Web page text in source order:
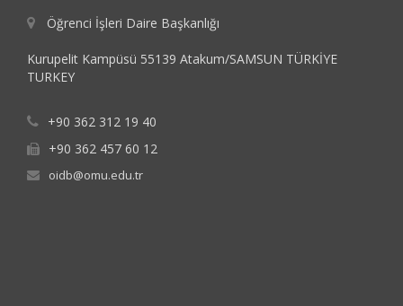
Öğrenci İşleri Daire Başkanlığı
Kurupelit Kampüsü 55139 Atakum/SAMSUN TÜRKİYE
TURKEY
+90 362 312 19 40
+90 362 457 60 12
oidb@omu.edu.tr